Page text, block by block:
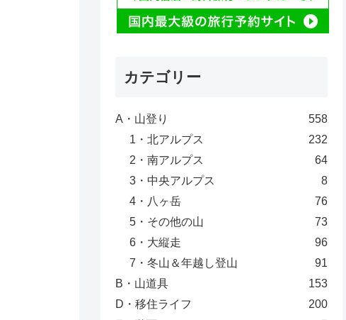
カテゴリー
A・山登り
558
1・北アルプス
232
2・南アルプス
64
3・中央アルプス
8
4・八ヶ岳
76
5・その他の山
73
6・大縦走
96
7・冬山＆年越し登山
91
B・山道具
153
D・移住ライフ
200